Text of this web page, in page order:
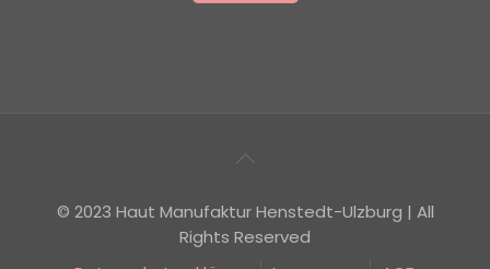
© 2023 Haut Manufaktur Henstedt-Ulzburg | All
Rights Reserved